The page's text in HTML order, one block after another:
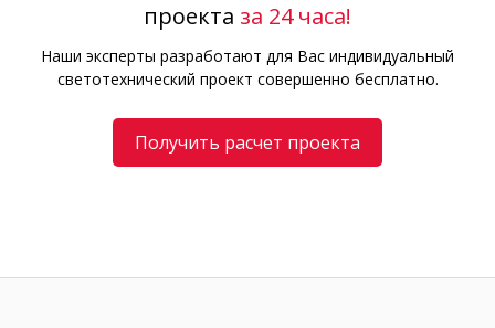
проекта за 24 часа!
Наши эксперты разработают для Вас индивидуальный
светотехнический проект совершенно бесплатно.
Получить расчет проекта